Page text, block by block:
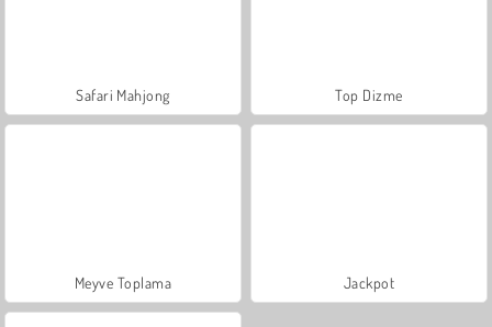
Safari Mahjong Top Dizme
Meyve Toplama Jackpot